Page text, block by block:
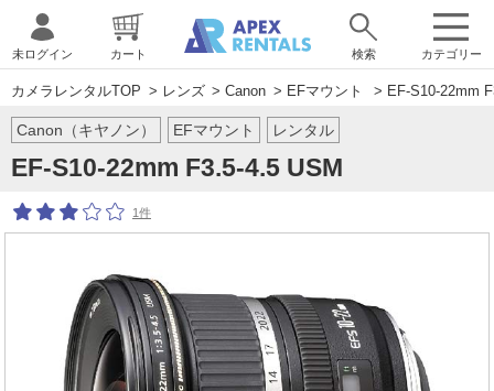
カテゴリー
未ログイン カート 検索
カメラレンタルTOP > レンズ > Canon > EFマウント > EF-S10-22mm
Canon（キヤノン）
EF-S10-22mm F3.5-4.5 USM
EFマウント レンタル
1件